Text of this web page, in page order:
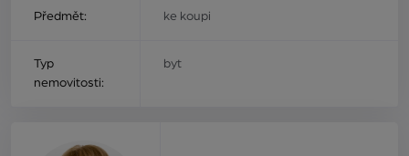
Předmět: ke koupi
Typ
nemovitosti:
byt